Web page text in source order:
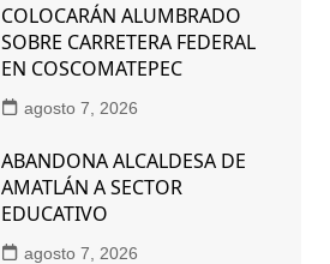
COLOCARÁN ALUMBRADO
SOBRE CARRETERA FEDERAL
EN COSCOMATEPEC
agosto 7, 2026
ABANDONA ALCALDESA DE
AMATLÁN A SECTOR
EDUCATIVO
agosto 7, 2026